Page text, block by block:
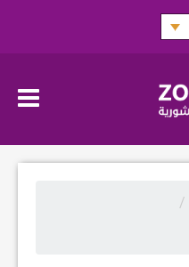
/